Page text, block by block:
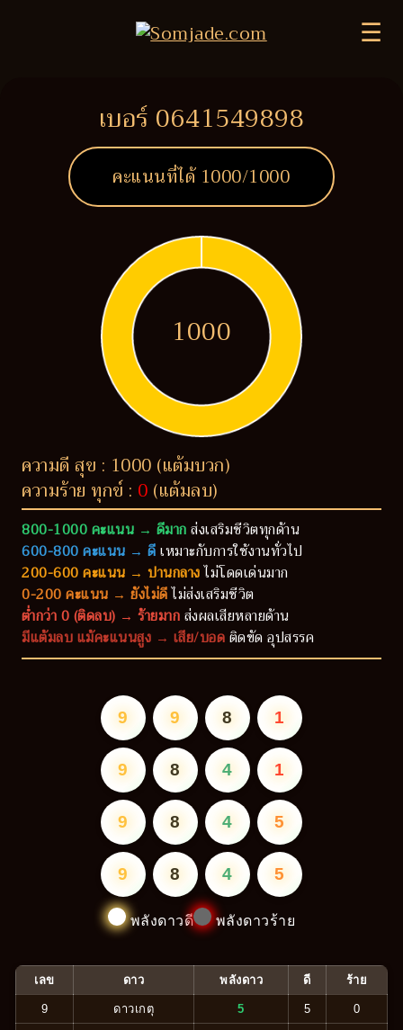
☰
เบอร์ 0641549898
คะแนนที่ได้ 1000/1000
1000
ความดี สุข : 1000 (แต้มบวก)
ความร้าย ทุกข์ : 0 (แต้มลบ)
800-1000 คะแนน → ดีมากส่งเสริมชีวิตทุกด้าน
600-800 คะแนน → ดีเหมาะกับการใช้งานทั่วไป
200-600 คะแนน → ปานกลางไม่โดดเด่นมาก
0-200 คะแนน → ยังไม่ดีไม่ส่งเสริมชีวิต
ต่ำกว่า 0 (ติดลบ) → ร้ายมากส่งผลเสียหลายด้าน
มีแต้มลบ แม้คะแนนสูง → เสีย/บอดติดขัด อุปสรรค
9 9 8 1
9 8 4 1
9 8 4 5
9 8 4 5
พลังดาวดี พลังดาวร้าย
เลข ดาว พลังดาว ดี ร้าย
9 ดาวเกตุ 5 5 0